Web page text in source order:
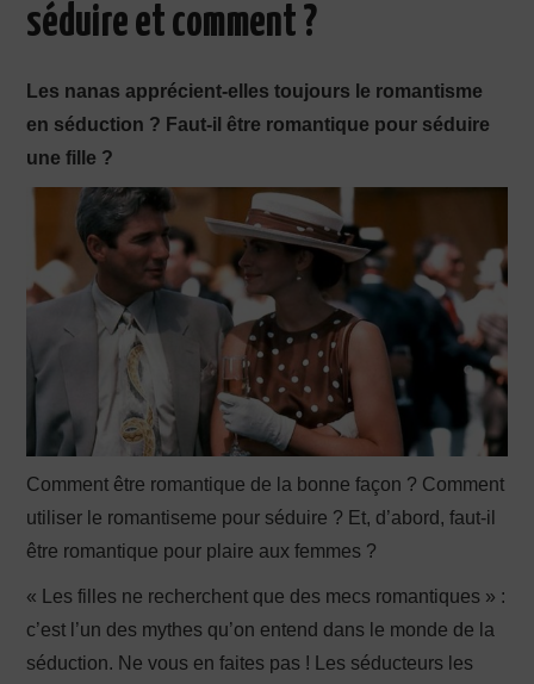
FORMATIONS DE SÉDUCTION
TÉMOIGNAGES CLIENTS
EBOOKS SÉDUCTION
séduire et comment ?
Les nanas apprécient-elles toujours le romantisme
en séduction ? Faut-il être romantique pour séduire
une fille ?
Comment être romantique de la bonne façon ? Comment
utiliser le romantiseme pour séduire ? Et, d’abord, faut-il
être romantique pour plaire aux femmes ?
« Les filles ne recherchent que des mecs romantiques » :
c’est l’un des mythes qu’on entend dans le monde de la
séduction. Ne vous en faites pas ! Les séducteurs les